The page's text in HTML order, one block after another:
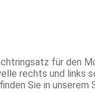
für den
rechts und links
Sie in unserem